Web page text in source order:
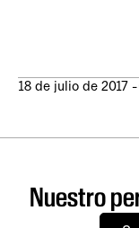
18 de julio de 2017 -
Nuestro